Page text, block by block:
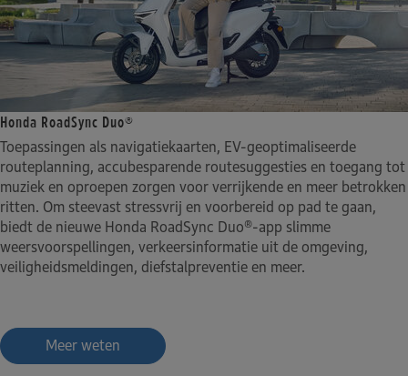
Honda RoadSync Duo®
Toepassingen als navigatiekaarten, EV-geoptimaliseerde
routeplanning, accubesparende routesuggesties en toegang tot
muziek en oproepen zorgen voor verrijkende en meer betrokken
ritten. Om steevast stressvrij en voorbereid op pad te gaan,
biedt de nieuwe Honda RoadSync Duo®-app slimme
weersvoorspellingen, verkeersinformatie uit de omgeving,
veiligheidsmeldingen, diefstalpreventie en meer.
Meer weten